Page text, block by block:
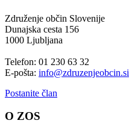
Združenje občin Slovenije
Dunajska cesta 156
1000 Ljubljana
Telefon: 01 230 63 32
E-pošta: info@zdruzenjeobcin.si
Postanite član
O ZOS